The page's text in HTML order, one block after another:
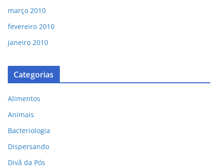
março 2010
fevereiro 2010
janeiro 2010
Categorias
Alimentos
Animais
Bacteriologia
Dispersando
Divã da Pós